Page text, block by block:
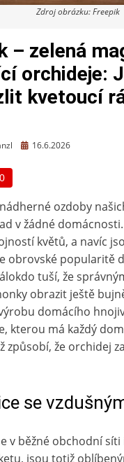
Zdroj obrázku: Freepik
– zelená
orchideje:
kvetoucí
Zveřejněno
16.6.2026
ozdoby
v žádné
květů, a navíc
obrovské popularitě
tuší, že
obrazit ještě
domácího
kterou má každý
způsobí, že orchidej
se
v běžné obchodní síti
jsou totiž